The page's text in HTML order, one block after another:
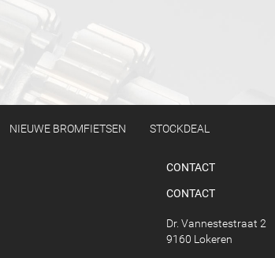
NIEUWE BROMFIETSEN STOCKDEAL
CONTACT
CONTACT
Dr. Vannestestraat 2
9160 Lokeren